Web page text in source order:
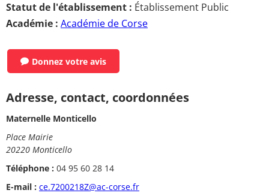
Statut de l'établissement : Établissement Public
Académie : Académie de Corse
Donnez votre avis
Adresse, contact, coordonnées
Maternelle Monticello
Place Mairie
20220 Monticello
Téléphone : 04 95 60 28 14
E-mail : ce.7200218Z@ac-corse.fr